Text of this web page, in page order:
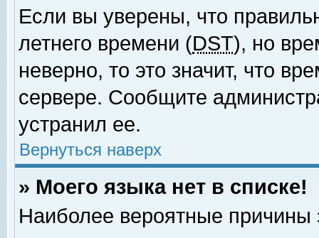
Если вы уверены, что
летнего времени (DST), но
неверно, то это значит, что
сервере. Сообщите
устранил ее.
Вернуться наверх
» Моего языка нет в списке!
Наиболее вероятные причины